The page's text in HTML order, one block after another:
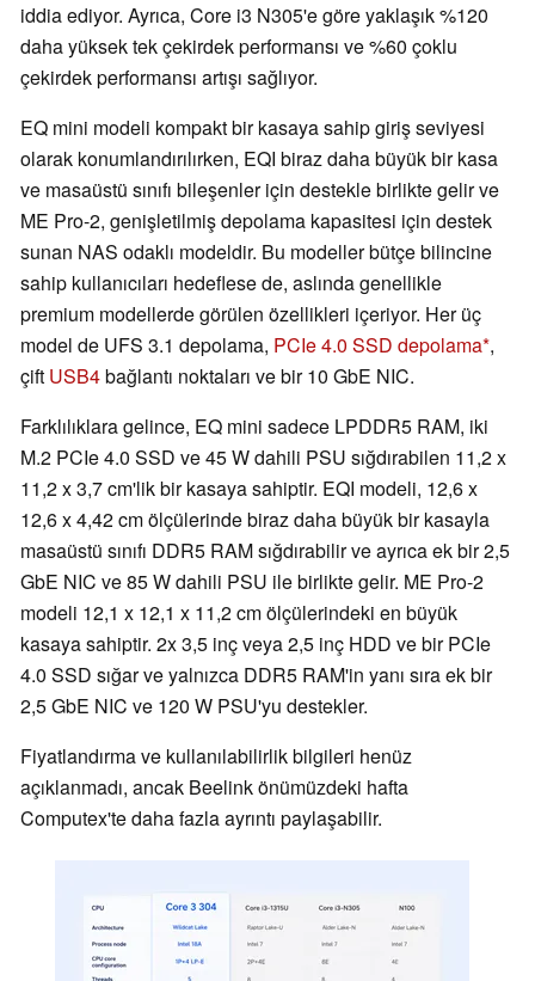
iddia ediyor. Ayrıca, Core i3 N305'e göre yaklaşık %120
daha yüksek tek çekirdek performansı ve %60 çoklu
çekirdek performansı artışı sağlıyor.
EQ mini modeli kompakt bir kasaya sahip giriş seviyesi
olarak konumlandırılırken, EQI biraz daha büyük bir kasa
ve masaüstü sınıfı bileşenler için destekle birlikte gelir ve
ME Pro-2, genişletilmiş depolama kapasitesi için destek
sunan NAS odaklı modeldir. Bu modeller bütçe bilincine
sahip kullanıcıları hedeflese de, aslında genellikle
premium modellerde görülen özellikleri içeriyor. Her üç
model de UFS 3.1 depolama, PCIe 4.0 SSD depolama ,
çift USB4bağlantı noktaları ve bir 10 GbE NIC.
Farklılıklara gelince, EQ mini sadece LPDDR5 RAM, iki
M.2 PCIe 4.0 SSD ve 45 W dahili PSU sığdırabilen 11,2 x
11,2 x 3,7 cm'lik bir kasaya sahiptir. EQI modeli, 12,6 x
12,6 x 4,42 cm ölçülerinde biraz daha büyük bir kasayla
masaüstü sınıfı DDR5 RAM sığdırabilir ve ayrıca ek bir 2,5
GbE NIC ve 85 W dahili PSU ile birlikte gelir. ME Pro-2
modeli 12,1 x 12,1 x 11,2 cm ölçülerindeki en büyük
kasaya sahiptir. 2x 3,5 inç veya 2,5 inç HDD ve bir PCIe
4.0 SSD sığar ve yalnızca DDR5 RAM'in yanı sıra ek bir
2,5 GbE NIC ve 120 W PSU'yu destekler.
Fiyatlandırma ve kullanılabilirlik bilgileri henüz
açıklanmadı, ancak Beelink önümüzdeki hafta
Computex'te daha fazla ayrıntı paylaşabilir.